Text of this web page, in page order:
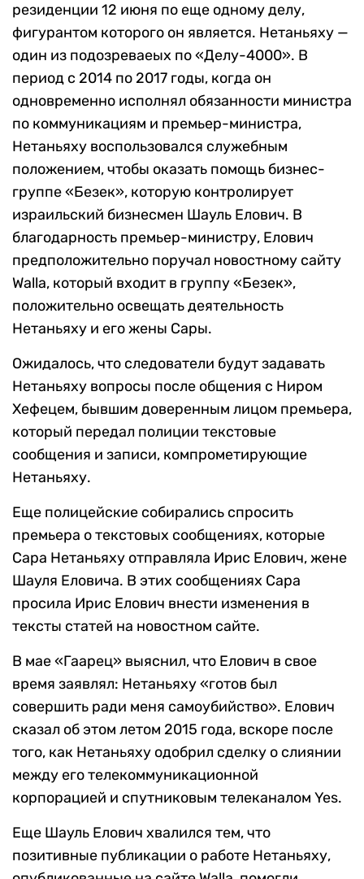
резиденции 12 июня по еще одному делу,
фигурантом которого он является. Нетаньяху —
один из подозреваеых по «Делу-4000». В
период с 2014 по 2017 годы, когда он
одновременно исполнял обязанности министра
по коммуникациям и премьер-министра,
Нетаньяху воспользовался служебным
положением, чтобы оказать помощь бизнес-
группе «Безек», которую контролирует
израильский бизнесмен Шауль Елович. В
благодарность премьер-министру, Елович
предположительно поручал новостному сайту
Walla, который входит в группу «Безек»,
положительно освещать деятельность
Нетаньяху и его жены Сары.
Ожидалось, что следователи будут задавать
Нетаньяху вопросы после общения с Ниром
Хефецем, бывшим доверенным лицом премьера,
который передал полиции текстовые
сообщения и записи, компрометирующие
Нетаньяху.
Еще полицейские собирались спросить
премьера о текстовых сообщениях, которые
Сара Нетаньяху отправляла Ирис Елович, жене
Шауля Еловича. В этих сообщениях Сара
просила Ирис Елович внести изменения в
тексты статей на новостном сайте.
В мае «Гаарец» выяснил, что Елович в свое
время заявлял: Нетаньяху «готов был
совершить ради меня самоубийство». Елович
сказал об этом летом 2015 года, вскоре после
того, как Нетаньяху одобрил сделку о слиянии
между его телекоммуникационной
корпорацией и спутниковым телеканалом Yes.
Еще Шауль Елович хвалился тем, что
позитивные публикации о работе Нетаньяху,